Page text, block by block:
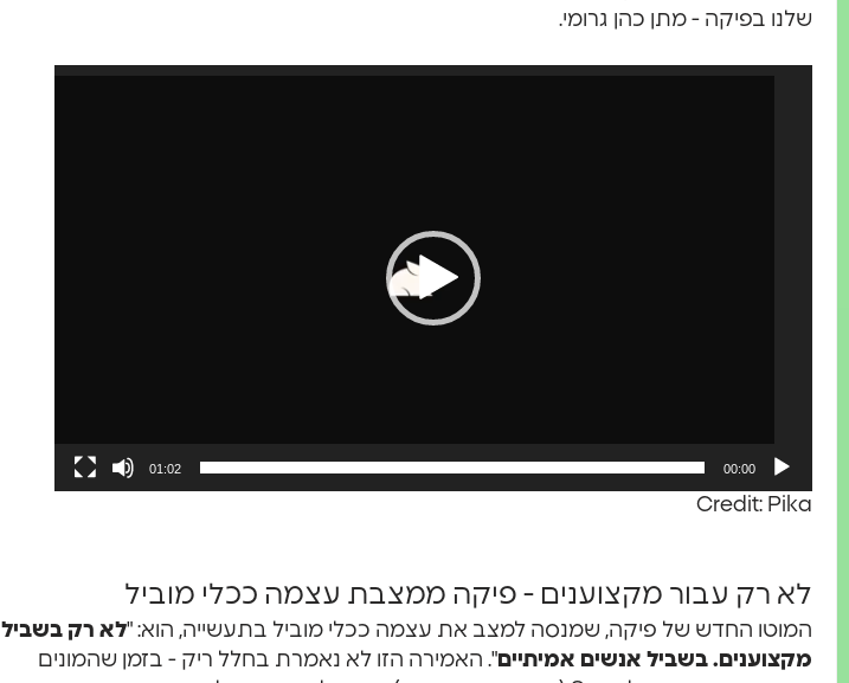
שלנו בפיקה - מתן כהן גרומי.
00:00
01:02
Credit: Pika
לא רק עבור מקצוענים - פיקה ממצבת עצמה ככלי מוביל
המוטו החדש של פיקה, שמנסה למצב את עצמה ככלי מוביל בתעשייה, הוא: "לא רק בשביל
מקצוענים. בשביל אנשים אמיתיים". האמירה הזו לא נאמרת בחלל ריק - בזמן שהמונים